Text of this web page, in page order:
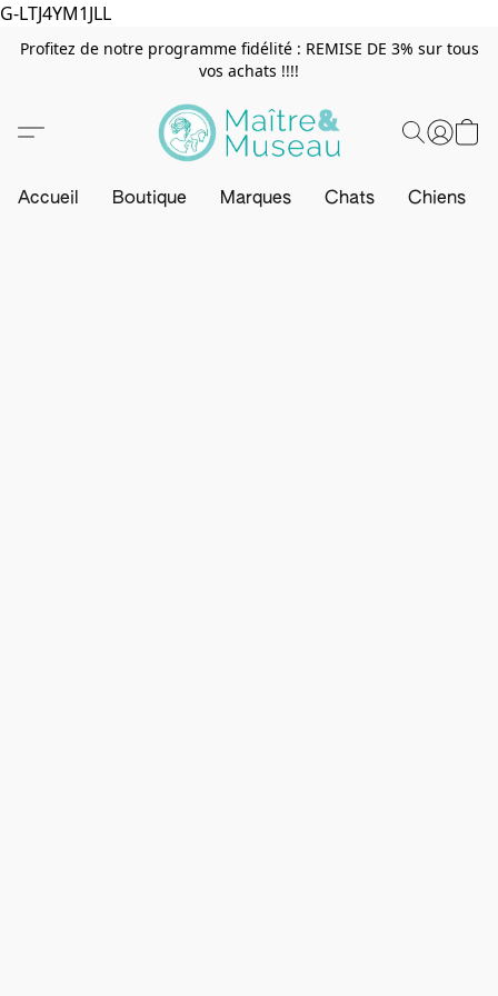
G-LTJ4YM1JLL
Profitez de notre programme fidélité : REMISE DE 3% sur tous
vos achats !!!!
Accueil Boutique Marques Chats Chiens